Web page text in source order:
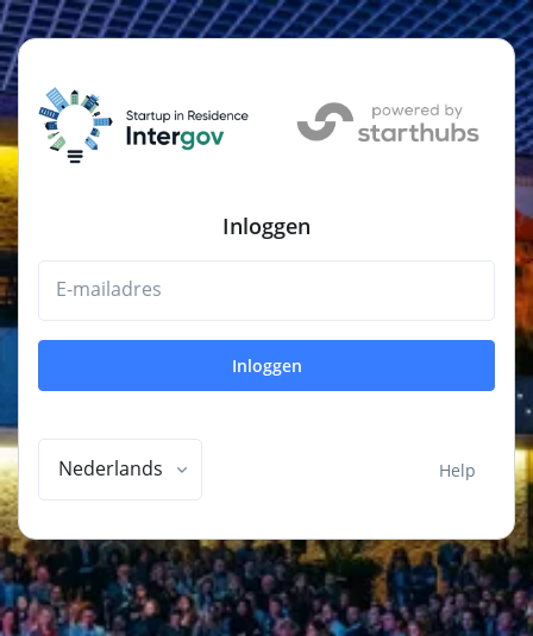
Inloggen
E-mailadres
Inloggen
Nederlands Help